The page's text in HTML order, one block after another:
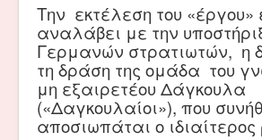
Την εκτέλεση του «έργου»
αναλάβει με την
Γερμανών στρατιωτών, η
τη δράση της ομάδα του
μη εξαιρετέου Δάγκουλα
(«Δαγκουλαίοι»), που
αποσιωπάται ο ιδιαίτερος